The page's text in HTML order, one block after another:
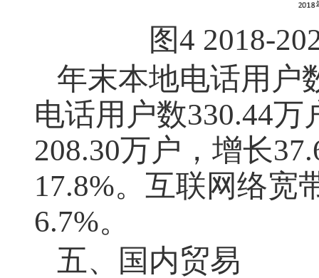
图4 2018-
年末本地电话用户
电话用户数330.44万
208.30万户，增长
17.8%。互联网络宽
6.7%。
五、国内贸易